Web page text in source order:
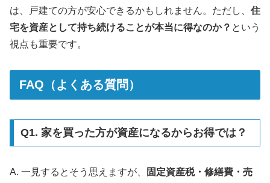
は、戸建ての方が安心できるかもしれません。ただし、 住
宅を資産として持ち続けることが本当に得なのか？ という
視点も重要です。
FAQ（よくある質問）
Q1. 家を買った方が資産になるからお得では？
A. 一見するとそう思えますが、
固定資産税・修繕費・売